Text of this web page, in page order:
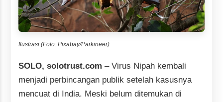
Ilustrasi (Foto: Pixabay/Parkineer)
SOLO, solotrust.com– Virus Nipah kembali
menjadi perbincangan publik setelah kasusnya
mencuat di India. Meski belum ditemukan di